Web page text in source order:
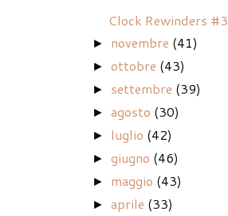
Clock Rewinders #3
► novembre (41)
►ottobre (43)
► settembre (39)
►agosto (30)
► luglio (42)
►giugno (46)
► maggio (43)
►aprile (33)